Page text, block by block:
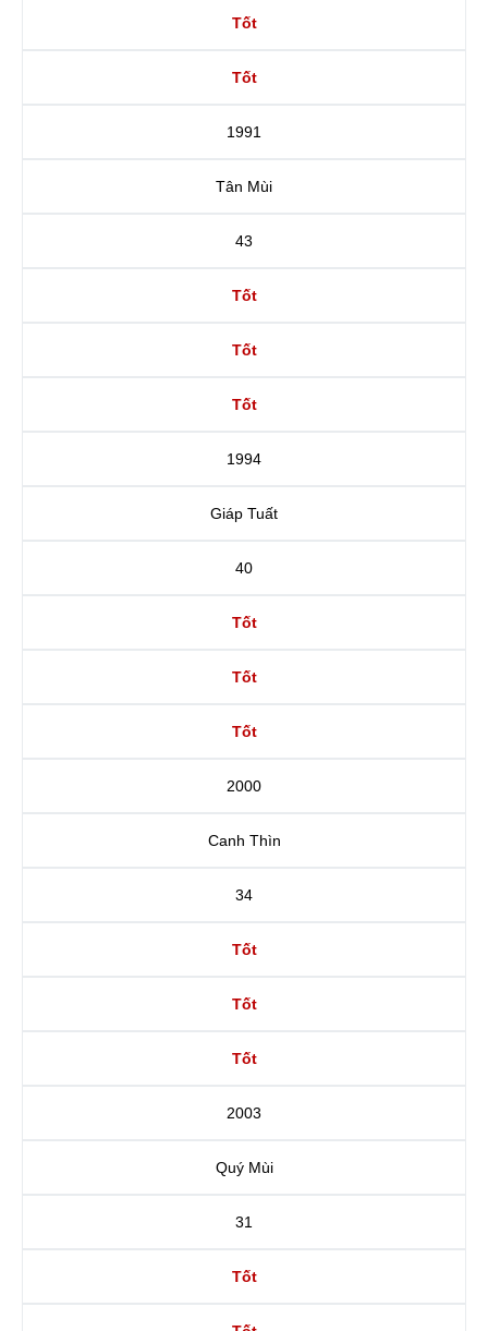
Tốt
Tốt
1991
Tân Mùi
43
Tốt
Tốt
Tốt
1994
Giáp Tuất
40
Tốt
Tốt
Tốt
2000
Canh Thìn
34
Tốt
Tốt
Tốt
2003
Quý Mùi
31
Tốt